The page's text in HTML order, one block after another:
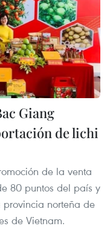
Giang
de lichi
de la venta
80 puntos del país y
norteña de
de Vietnam.